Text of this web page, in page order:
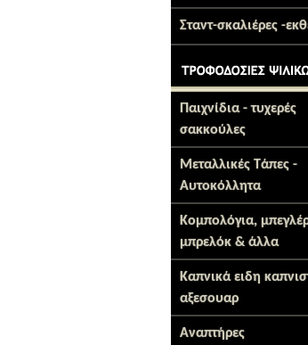
Σταντ-σκαλιέρες -
Παιχνίδια - τυχερές
σακκούλες
Μεταλλικές Τάπες -
Αυτοκόλλητα
Κομπολόγια,
μπρελόκ & άλλα
Καπνικά ειδη
αξεσουαρ
Αναπτήρες